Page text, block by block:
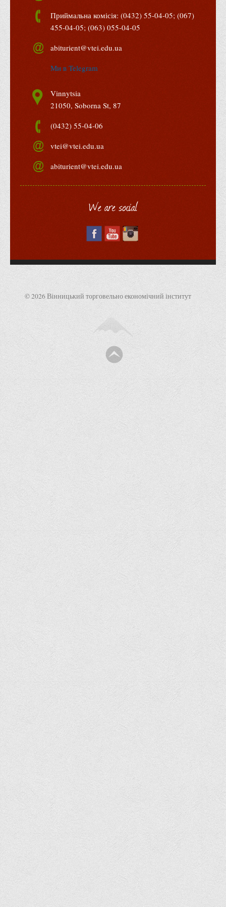
Адміністрація
Факультети
Обліково-фінансовий
Кафедри
Маркетингу та реклами
Товарознавства, експертизи та торговельного
підприємництва
Фізичного виховання та спорту
Інноваційної економіки та цифрових технологій
Фінансів
Іноземної філології та перекладу
Реклами та зв'язків з громадськістю
Наукової роботи та міжнародної співпраці
Здобутки студентів
Матеріали наукових конференцій та вебінарів
Міжнародна діяльність
Програми подвійного диплому
Програми стажування (міжнародна практика)
Навчально-методичний
З організації виховної та культурно-мистецької роботи
Редакційно-видавничий
Центри
Розвитку кар’єри
Ресурсний центр зі сталого розвитку
Грантові проєкти ВТЕІ ДТЕУ
Підтримки технологій та інновацій (TISC)
Психологічного сприяння
Права та обов'язки студентів
Інформація про гуртожитки
Положення про переведення здобувачів вищої освіти на
вакантні місця державного замовлення
Положення про оцінювання результатів навчання
Приймальна комісія: (0432) 55-04-05; (067)
455-04-05; (063) 055-04-05
abiturient@vtei.edu.ua
Ми в Telegram
Vinnytsia
21050, Soborna St, 87
(0432) 55-04-06
vtei@vtei.edu.ua
abiturient@vtei.edu.ua
We are social
© 2026 Вінницький торговельно економічний інститут